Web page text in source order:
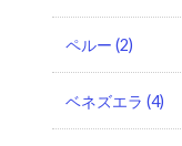
ペルー (2)
ベネズエラ (4)